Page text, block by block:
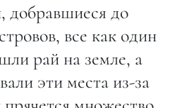
добравшиеся до
все как один
рай на земле, а
эти места из-за